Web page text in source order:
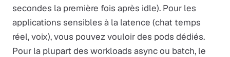
secondes la première fois après idle). Pour les
applications sensibles à la latence (chat temps
réel, voix), vous pouvez vouloir des pods dédiés.
Pour la plupart des workloads async ou batch, le